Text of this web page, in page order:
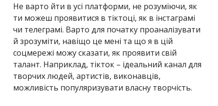
Не варто йти в усі платформи, не розуміючи, як
ти можеш проявитися в тіктоці, як в інстаграмі
чи телеграмі. Варто для початку проаналізувати
й зрозуміти, навіщо це мені та що я в цій
соцмережі можу сказати, як проявити свій
талант. Наприклад, тікток – ідеальний канал для
творчих людей, артистів, виконавців,
можливість популяризувати власну творчість.